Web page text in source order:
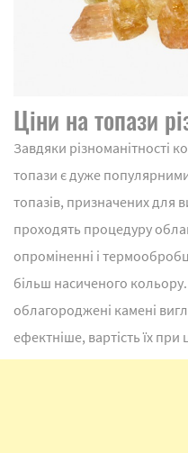
Ціни на топази
Завдяки різноманітності
топази є дуже
топазів, призначених для
проходять процедуру
опроміненні і
більш насиченого
облагороджені камені
ефектніше, вартість їх